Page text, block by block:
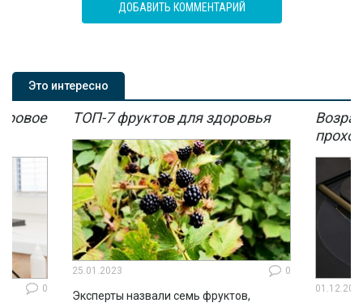
ДОБАВИТЬ КОММЕНТАРИЙ
Это интересно
0
ТОП-7 фруктов для здоровья
25.01.2023 0
Эксперты назвали семь фруктов,